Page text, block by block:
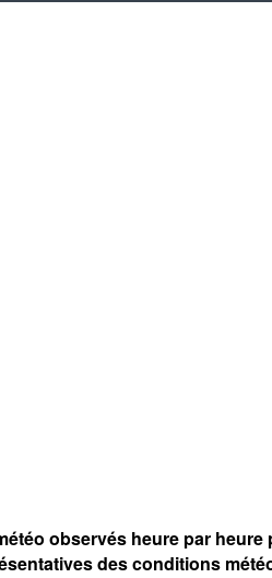
observés heure par heure
des conditions